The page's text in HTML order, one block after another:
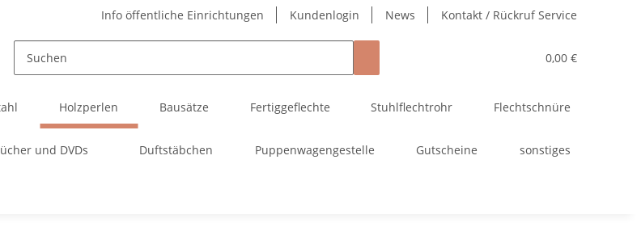
Info öffentliche Einrichtungen Kundenlogin News Kontakt / Rückruf Service
0,00 €
Holzperlen Bausätze Fertiggeflechte Stuhlflechtrohr Flechtschnüre
und DVDs Duftstäbchen Puppenwagengestelle Gutscheine sonstiges